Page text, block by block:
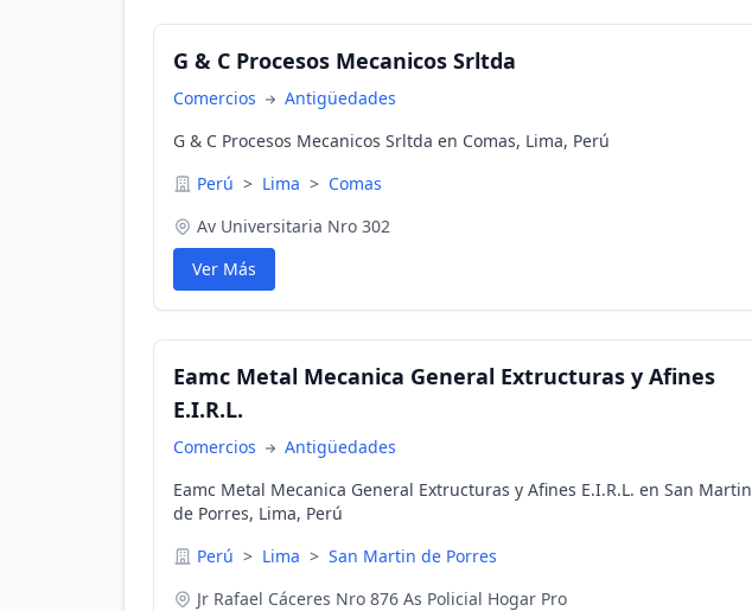
G & C Procesos Mecanicos Srltda
Comercios
Antigüedades
G & C Procesos Mecanicos Srltda en Comas, Lima, Perú
Perú > Lima > Comas
Av Universitaria Nro 302
Ver Más
Eamc Metal Mecanica General Extructuras y Afines
E.I.R.L.
Comercios
Antigüedades
Eamc Metal Mecanica General Extructuras y Afines E.I.R.L. en San Martin
de Porres, Lima, Perú
Perú > Lima > San Martin de Porres
Jr Rafael Cáceres Nro 876 As Policial Hogar Pro